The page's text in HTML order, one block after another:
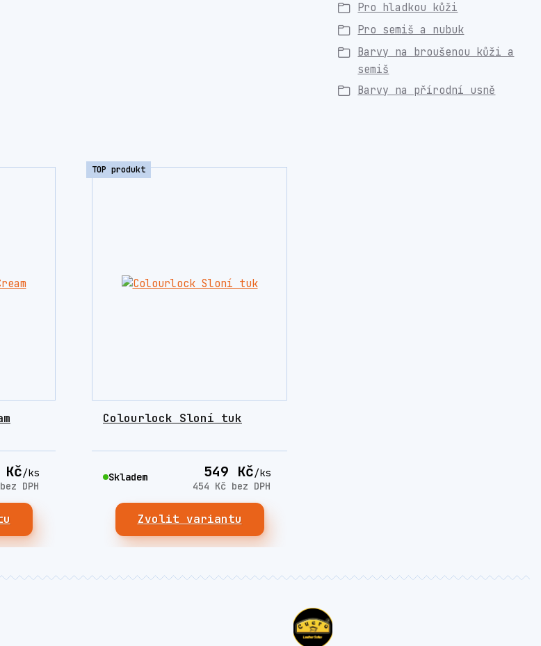
Pro hladkou kůži
Pro semiš a nubuk
Barvy na broušenou kůži a
semiš
Barvy na přírodní usně
/ks
bez DPH
TOP produkt
Colourlock Sloní tuk
549 Kč/ks
454 Kč bez DPH
Skladem
Zvolit variantu